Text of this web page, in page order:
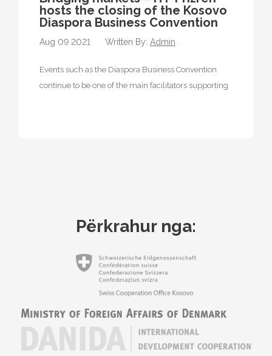
hosts the closing of the Kosovo
Diaspora Business Convention
Aug 09 2021 Written By: Admin
Events such as the Diaspora Business Convention
continue to be one of the main facilitators supporting
Përkrahur nga: